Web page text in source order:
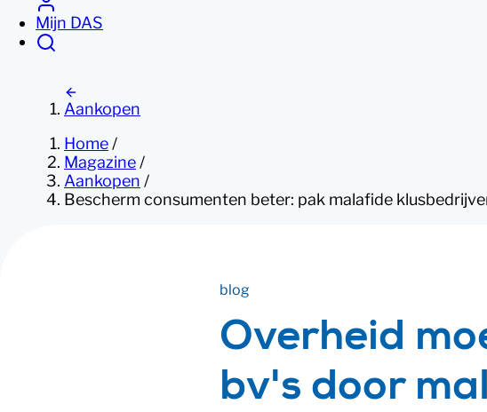
Mijn DAS
Aankopen
Home /
Magazine /
Aankopen /
Bescherm consumenten beter: pak malafide
blog
Overheid
bv's door